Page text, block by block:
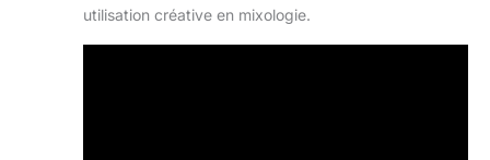
utilisation créative en mixologie.